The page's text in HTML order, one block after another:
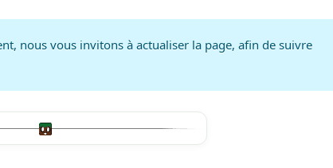
nous vous invitons à actualiser la page, afin de suivre